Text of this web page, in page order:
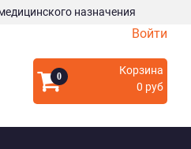
назначения
Войти
0
Корзина
0 руб